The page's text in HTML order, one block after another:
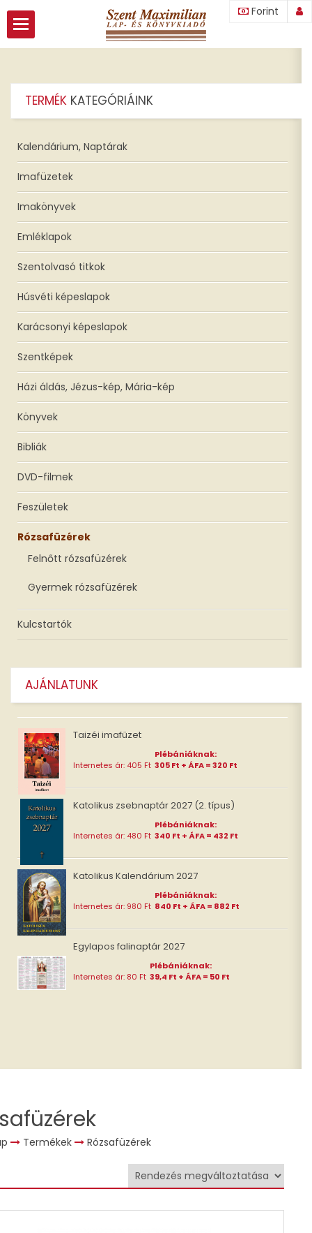
Forint
TERMÉK KATEGÓRIÁINK
Kalendárium, Naptárak
Imafüzetek
Imakönyvek
Emléklapok
Szentolvasó titkok
Húsvéti képeslapok
Karácsonyi képeslapok
Szentképek
Házi áldás, Jézus-kép, Mária-kép
Könyvek
Bibliák
DVD-filmek
Feszületek
Rózsafüzérek
Felnőtt rózsafüzérek
Gyermek rózsafüzérek
Kulcstartók
AJÁNLATUNK
Taizéi imafüzet
Internetes ár: 405 Ft
Plébániáknak:
305 Ft + ÁFA = 320 Ft
Katolikus zsebnaptár 2027 (2. típus)
Internetes ár: 480 Ft
Plébániáknak:
340 Ft + ÁFA = 432 Ft
Katolikus Kalendárium 2027
Internetes ár: 980 Ft
Plébániáknak:
840 Ft + ÁFA = 882 Ft
Egylapos falinaptár 2027
Internetes ár: 80 Ft
Plébániáknak:
39,4 Ft + ÁFA = 50 Ft
Termékek Rózsafüzérek